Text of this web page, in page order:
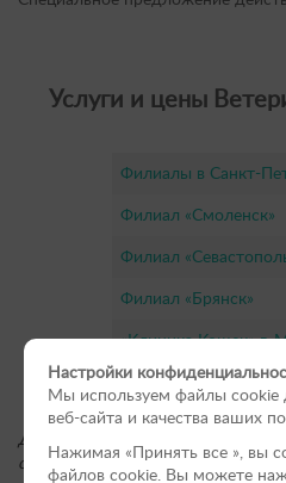
Услуги и цены
Филиалы в Санкт-
Филиал «Смоленск»
Филиал
Филиал «Брянск»
«Клиника Кошек» г.
«Клиника Кошек» г.
Для получения подробной
обращайтесь по контактным
Настройки
Мы используем файлы cookie
веб-сайта и качества ваших
Нажимая «Принять вce », вы
файлов cookie. Вы можете